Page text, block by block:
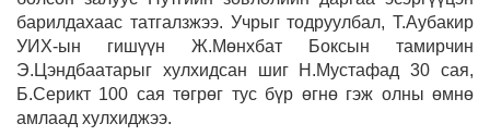
барилдахаас татгалзжээ. Учрыг тодруулбал, Т.Аубакир
УИХ-ын гишүүн Ж.Мөнхбат Боксын тамирчин
Э.Цэндбаатарыг хулхидсан шиг Н.Мустафад 30 сая,
Б.Серикт 100 сая төгрөг тус бүр өгнө гэж олны өмнө
амлаад хулхиджээ.